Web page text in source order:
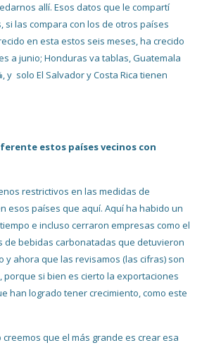
allí. Esos datos que le compartí
si las compara con los de otros países
en esta estos seis meses, ha crecido
a junio; Honduras va tablas, Guatemala
y solo El Salvador y Costa Rica tienen
estos países vecinos con
restrictivos en las medidas de
esos países que aquí. Aquí ha habido un
e incluso cerraron empresas como el
de bebidas carbonatadas que detuvieron
y ahora que las revisamos (las cifras) son
porque si bien es cierto la exportaciones
han logrado tener crecimiento, como este
que el más grande es crear esa